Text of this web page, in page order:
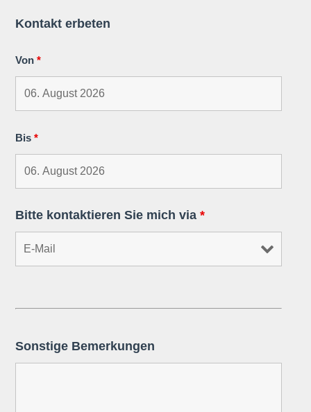
Kontakt erbeten
Von*
Bis*
Bitte kontaktieren Sie mich via*
Sonstige Bemerkungen